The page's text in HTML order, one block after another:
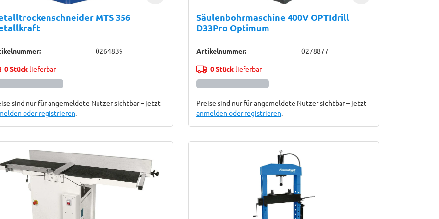
MTS 356
0264839
0 Stücklieferbar
sind nur für angemeldete Nutzer sichtbar – jetzt
oder registrieren.
Säulenbohrmaschine 400V OPTIdrill
D33Pro Optimum
Artikelnummer: 0278877
0 Stücklieferbar
Preise sind nur für angemeldete Nutzer sichtbar – jetzt
anmelden oder registrieren.